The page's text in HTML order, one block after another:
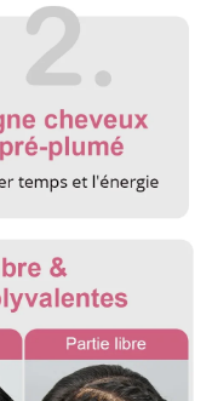
droite, partez du